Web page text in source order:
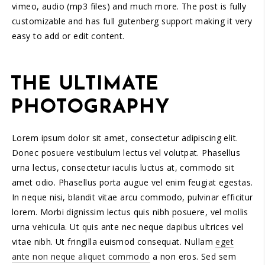
vimeo, audio (mp3 files) and much more. The post is fully
customizable and has full gutenberg support making it very
easy to add or edit content.
THE ULTIMATE
PHOTOGRAPHY
Lorem ipsum dolor sit amet, consectetur adipiscing elit.
Donec posuere vestibulum lectus vel volutpat. Phasellus
urna lectus, consectetur iaculis luctus at, commodo sit
amet odio. Phasellus porta augue vel enim feugiat egestas.
In neque nisi, blandit vitae arcu commodo, pulvinar efficitur
lorem. Morbi dignissim lectus quis nibh posuere, vel mollis
urna vehicula. Ut quis ante nec neque dapibus ultrices vel
vitae nibh. Ut fringilla euismod consequat. Nullameget
ante non neque aliquet commodo a non eros. Sed sem